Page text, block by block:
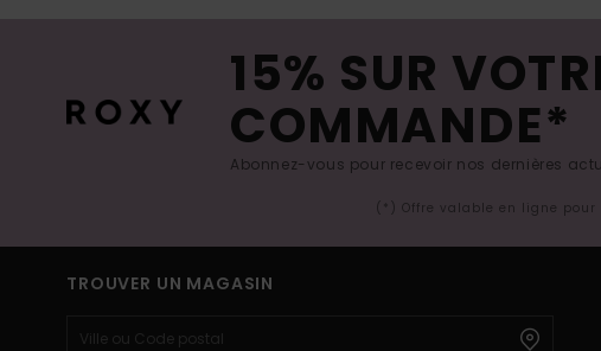
15% SUR
COMMANDE*
Abonnez-vous pour recevoir nos dernières
(*) Offre valable en ligne
TROUVER UN MAGASIN